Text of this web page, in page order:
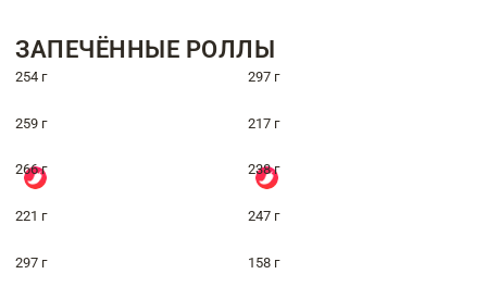
ЗАПЕЧЁННЫЕ РОЛЛЫ
254 г 297 г
259 г 217 г
266 г 238 г
221 г 247 г
297 г 158 г